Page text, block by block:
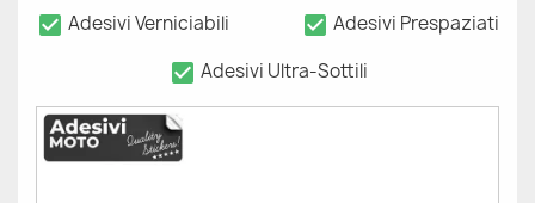
check_box Adesivi Verniciabili check_box Adesivi Prespaziati
check_box Adesivi Ultra-Sottili